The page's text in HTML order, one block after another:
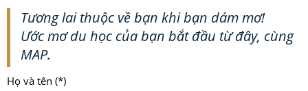
Tương lai thuộc về bạn khi bạn dám mơ!
Ước mơ du học của bạn bắt đầu từ đây, cùng
MAP.
Họ và tên (*)